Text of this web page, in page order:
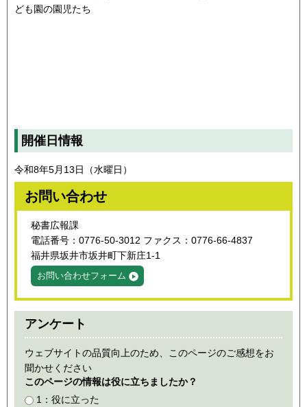
ども園の園児たち
開催日情報
令和8年5月13日（水曜日）
お問い合わせ
秘書広報課
電話番号：0776-50-3012 ファクス：0776-66-4837
福井県坂井市坂井町下新庄1-1
お問い合わせフォーム
アンケート
ウェブサイトの品質向上のため、このページのご感想をお
聞かせください
このページの情報は役に立ちましたか？
1：役に立った